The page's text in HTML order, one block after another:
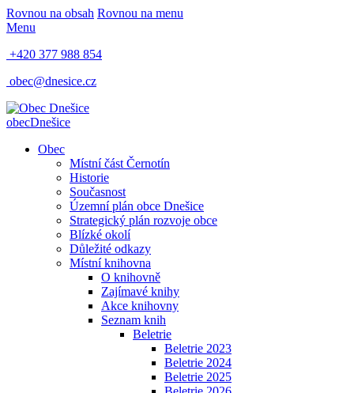
Rovnou na obsah Rovnou na menu
Menu
+420 377 988 854
obec@dnesice.cz
obecDnešice
Obec
Místní část Černotín
Historie
Současnost
Územní plán obce Dnešice
Strategický plán rozvoje obce
Blízké okolí
Důležité odkazy
Místní knihovna
O knihovně
Zajímavé knihy
Akce knihovny
Seznam knih
Beletrie
Beletrie 2023
Beletrie 2024
Beletrie 2025